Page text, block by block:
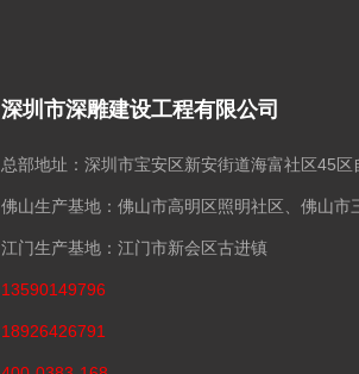
深圳市深雕建设工程有限公司
总部地址：深圳市宝安区新安街道海富社区45
佛山生产基地：佛山市高明区照明社区、佛山市
江门生产基地：江门市新会区古进镇
13590149796
18926426791